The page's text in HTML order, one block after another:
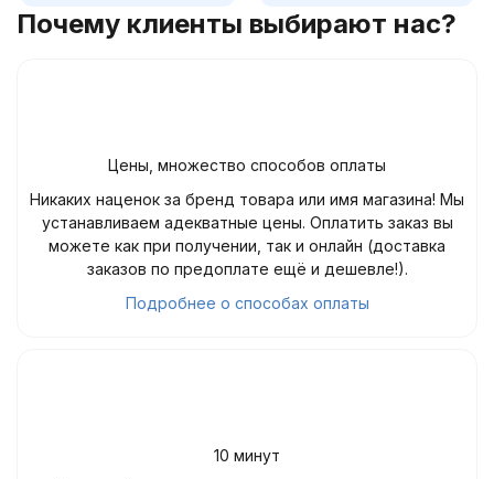
Почему клиенты выбирают нас?
Цены, множество способов оплаты
Никаких наценок за бренд товара или имя магазина! Мы
устанавливаем адекватные цены. Оплатить заказ вы
можете как при получении, так и онлайн (доставка
заказов по предоплате ещё и дешевле!).
Подробнее о способах оплаты
10 минут